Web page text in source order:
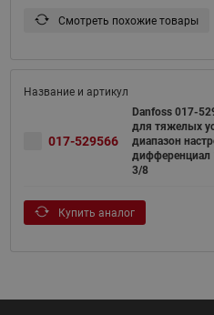
Смотреть похожие товары
017-529566
Danfoss 017-
для тяжелых
диапазон
дифференциал
3/8
Купить аналог